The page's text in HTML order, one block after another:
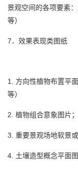
景观空间的各项要素
等）
7．效果表现类图纸
1. 方向性植物布置平
等）
2. 植物组合意象图片；
3. 重要景观场地软景
4. 土壤造型概念平面图